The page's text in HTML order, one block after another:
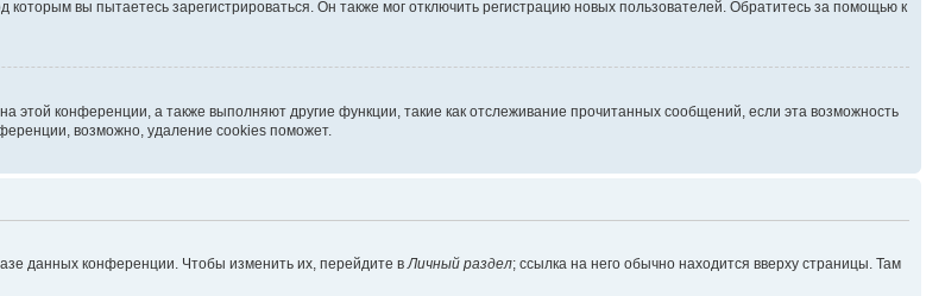
вы пытаетесь зарегистрироваться. Он также мог отключить регистрацию новых пользователей. Обратитесь за помощью к
этой конференции, а также выполняют другие функции, такие как отслеживание прочитанных сообщений, если эта возможность
возможно, удаление cookies поможет.
данных конференции. Чтобы изменить их, перейдите в Личный раздел; ссылка на него обычно находится вверху страницы. Там